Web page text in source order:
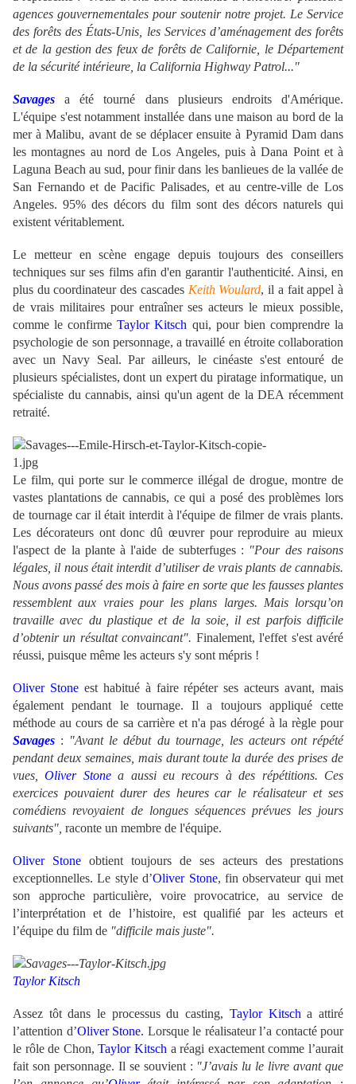
agences gouvernementales pour soutenir notre projet. Le Service
des forêts des États-Unis, les Services d’aménagement des forêts
et de la gestion des feux de forêts de Californie, le Département
de la sécurité intérieure, la California Highway Patrol..."
Savages a été tourné dans plusieurs endroits d'Amérique.
L'équipe s'est notamment installée dans une maison au bord de la
mer à Malibu, avant de se déplacer ensuite à Pyramid Dam dans
les montagnes au nord de Los Angeles, puis à Dana Point et à
Laguna Beach au sud, pour finir dans les banlieues de la vallée de
San Fernando et de Pacific Palisades, et au centre-ville de Los
Angeles. 95% des décors du film sont des décors naturels qui
existent véritablement.
Le metteur en scène engage depuis toujours des conseillers
techniques sur ses films afin d'en garantir l'authenticité. Ainsi, en
plus du coordinateur des cascades Keith Woulard, il a fait appel à
de vrais militaires pour entraîner ses acteurs le mieux possible,
comme le confirmeTaylor Kitsch qui, pour bien comprendre la
psychologie de son personnage, a travaillé en étroite collaboration
avec un Navy Seal. Par ailleurs, le cinéaste s'est entouré de
plusieurs spécialistes, dont un expert du piratage informatique, un
spécialiste du cannabis, ainsi qu'un agent de la DEA récemment
retraité.
Le film, qui porte sur le commerce illégal de drogue, montre de
vastes plantations de cannabis, ce qui a posé des problèmes lors
de tournage car il était interdit à l'équipe de filmer de vrais plants.
Les décorateurs ont donc dû œuvrer pour reproduire au mieux
l'aspect de la plante à l'aide de subterfuges : "Pour des raisons
légales, il nous était interdit d’utiliser de vrais plants de cannabis.
Nous avons passé des mois à faire en sorte que les fausses plantes
ressemblent aux vraies pour les plans larges. Mais lorsqu’on
travaille avec du plastique et de la soie, il est parfois difficile
d’obtenir un résultat convaincant". Finalement, l'effet s'est avéré
réussi, puisque même les acteurs s'y sont mépris !
Oliver Stoneest habitué à faire répéter ses acteurs avant, mais
également pendant le tournage. Il a toujours appliqué cette
méthode au cours de sa carrière et n'a pas dérogé à la règle pour
Savages : "Avant le début du tournage, les acteurs ont répété
pendant deux semaines, mais durant toute la durée des prises de
vues,Oliver Stonea aussi eu recours à des répétitions. Ces
exercices pouvaient durer des heures car le réalisateur et ses
comédiens revoyaient de longues séquences prévues les jours
suivants", raconte un membre de l'équipe.
Oliver Stone obtient toujours de ses acteurs des prestations
exceptionnelles. Le style d’Oliver Stone, fin observateur qui met
son approche particulière, voire provocatrice, au service de
l’interprétation et de l’histoire, est qualifié par les acteurs et
l’équipe du film de "difficile mais juste".
Taylor Kitsch
Assez tôt dans le processus du casting, Taylor Kitsch a attiré
l’attention d’Oliver Stone. Lorsque le réalisateur l’a contacté pour
le rôle de Chon,Taylor Kitsch a réagi exactement comme l’aurait
fait son personnage. Il se souvient : "J’avais lu le livre avant que